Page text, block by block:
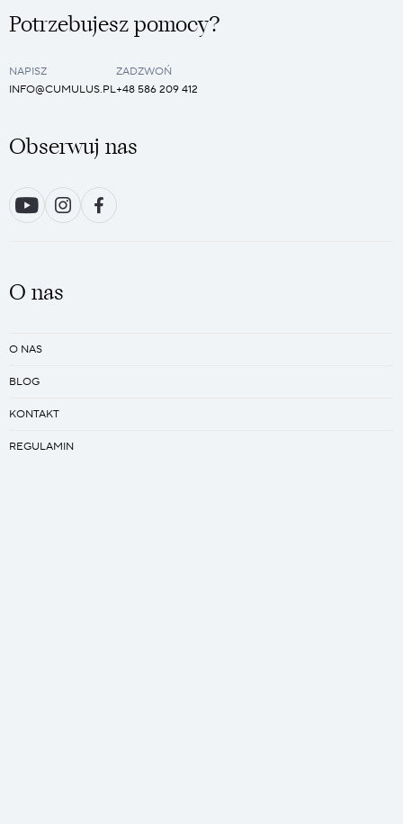
Potrzebujesz pomocy?
NAPISZ
INFO@CUMULUS.PL
ZADZWOŃ
+48 586 209 412
Obserwuj nas
O nas
O NAS
BLOG
KONTAKT
REGULAMIN